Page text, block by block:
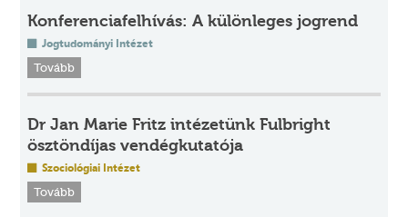
Konferenciafelhívás: A különleges jogrend
Jogtudományi Intézet
Tovább
Dr Jan Marie Fritz intézetünk Fulbright
ösztöndíjas vendégkutatója
Szociológiai Intézet
Tovább